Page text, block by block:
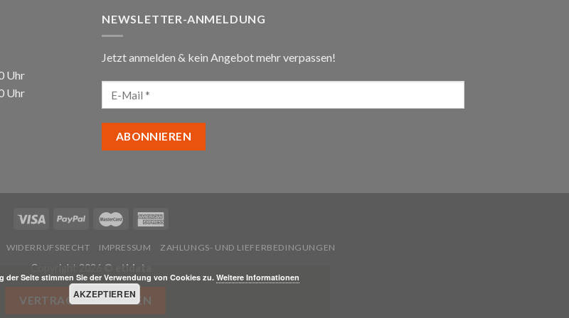
Uhr
Uhr
NEWSLETTER-ANMELDUNG
Jetzt anmelden & kein Angebot mehr verpassen!
WIDERRUFSRECHT IMPRESSUM ZAHLUNGS- UND LIEFERBEDINGUNGEN
Copyright 2026 © etidata
VERTRAG WIDERRUFEN
der Seite stimmen Sie der Verwendung von Cookies zu. Weitere Informationen
AKZEPTIEREN